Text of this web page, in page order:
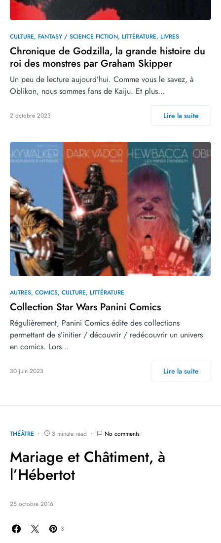
CULTURE FANTASY / SCIENCE FICTION LITTÉRATURE LIVRES
Chronique de Godzilla, la grande histoire du
roi des monstres par Graham Skipper
Un peu de lecture aujourd’hui. Comme vous le savez, à
Oblikon, nous sommes fans de Kaiju. Et plus…
2 octobre 2023 Lire la suite
AUTRES COMICS CULTURE LITTÉRATURE
Collection Star Wars Panini Comics
Régulièrement, Panini Comics édite des collections
permettant de s’initier / découvrir / redécouvrir un univers
en comics. Lors…
30 juin 2023 Lire la suite
THÉÂTRE 3 minute read No comments
Mariage et Châtiment, à
l’Hébertot
25 octobre 2016
3